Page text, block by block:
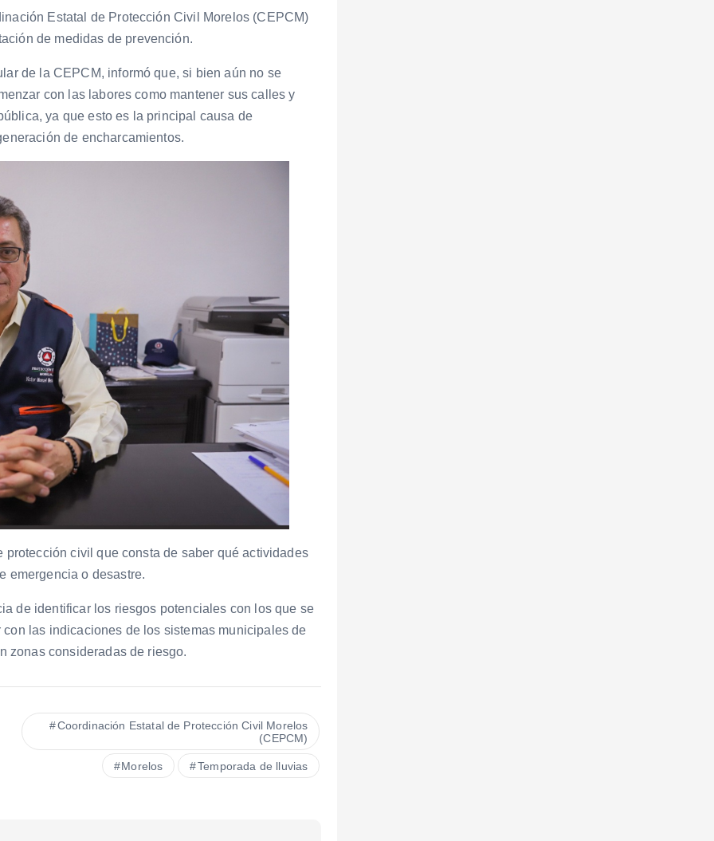
Estatal de Protección Civil Morelos (CEPCM)
de medidas de prevención.
de la CEPCM, informó que, si bien aún no se
con las labores como mantener sus calles y
ya que esto es la principal causa de
de encharcamientos.
civil que consta de saber qué actividades
emergencia o desastre.
de identificar los riesgos potenciales con los que se
las indicaciones de los sistemas municipales de
zonas consideradas de riesgo.
Coordinación Estatal de Protección Civil Morelos
(CEPCM)
Morelos Temporada de lluvias